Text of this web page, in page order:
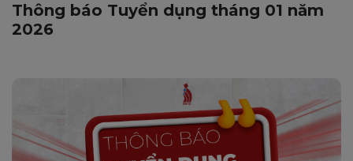
Thông báo Tuyển dụng tháng 01 năm
2026